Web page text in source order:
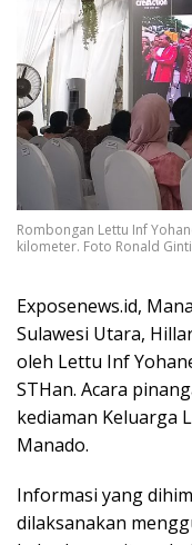
Rombongan Lettu Inf
kilometer. Foto Ronald
Exposenews.id,
Sulawesi Utara,
oleh Lettu Inf
STHan. Acara
kediaman Keluarga
Manado.
Informasi yang
dilaksanakan